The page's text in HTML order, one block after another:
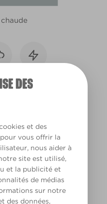
DES
et des
vous offrir la
nous aider à
site est utilisé,
et la publicité et
de médias
sur notre
des données,
COULEUR
?
jouent un rôle
dans votre
voir le rendu de
la lumière.